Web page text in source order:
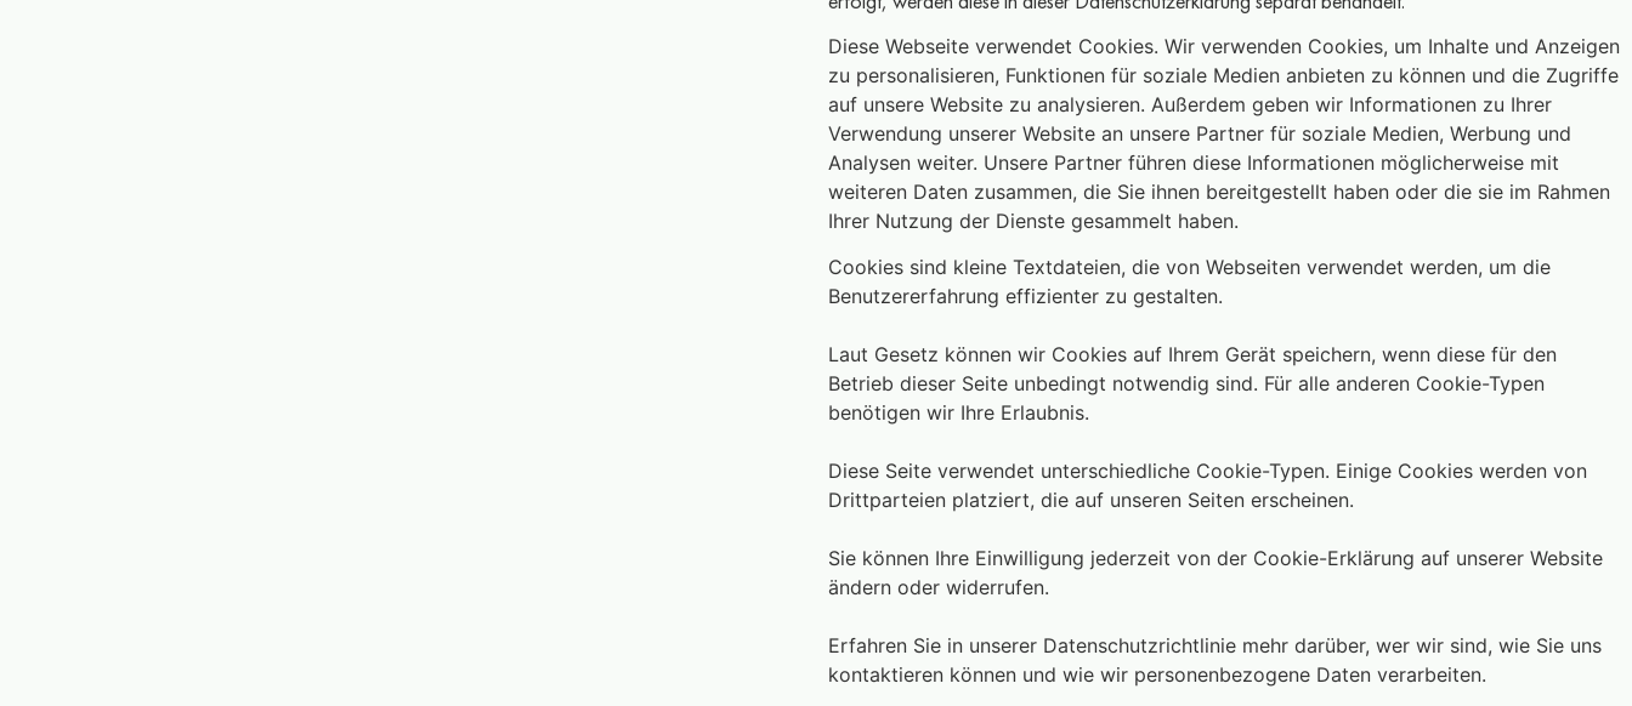
Diese Webseite verwendet Cookies. Wir verwenden Cookies, um Inhalte und Anzeigen
zu personalisieren, Funktionen für soziale Medien anbieten zu können und die Zugriffe
auf unsere Website zu analysieren. Außerdem geben wir Informationen zu Ihrer
Verwendung unserer Website an unsere Partner für soziale Medien, Werbung und
Analysen weiter. Unsere Partner führen diese Informationen möglicherweise mit
weiteren Daten zusammen, die Sie ihnen bereitgestellt haben oder die sie im Rahmen
Ihrer Nutzung der Dienste gesammelt haben.
Cookies sind kleine Textdateien, die von Webseiten verwendet werden, um die
Benutzererfahrung effizienter zu gestalten.
Laut Gesetz können wir Cookies auf Ihrem Gerät speichern, wenn diese für den
Betrieb dieser Seite unbedingt notwendig sind. Für alle anderen Cookie-Typen
benötigen wir Ihre Erlaubnis.
Diese Seite verwendet unterschiedliche Cookie-Typen. Einige Cookies werden von
Drittparteien platziert, die auf unseren Seiten erscheinen.
Sie können Ihre Einwilligung jederzeit von der Cookie-Erklärung auf unserer Website
ändern oder widerrufen.
Erfahren Sie in unserer Datenschutzrichtlinie mehr darüber, wer wir sind, wie Sie uns
kontaktieren können und wie wir personenbezogene Daten verarbeiten.